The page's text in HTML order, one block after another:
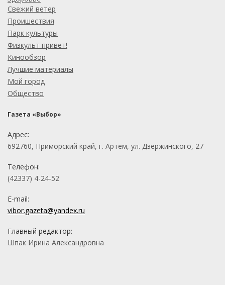
Свежий ветер
Проишествия
Парк культуры
Физкульт привет!
Кинообзор
Лучшие материалы
Мой город
Общество
Газета «Выбор»
Адрес:
692760, Приморский край, г. Артем, ул. Дзержинского, 27
Телефон:
(42337) 4-24-52
E-mail:
vibor.gazeta@yandex.ru
Главный редактор:
Шпак Ирина Александровна